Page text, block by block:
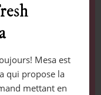
Mesa est
qui propose la
mettant en